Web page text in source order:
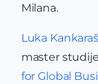
Milana.
Luka
master
for Global